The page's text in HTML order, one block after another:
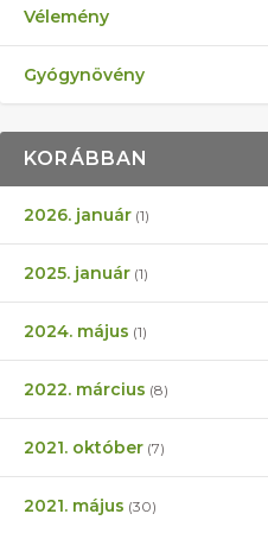
Vélemény
Gyógynövény
KORÁBBAN
2026. január (1)
2025. január (1)
2024. május (1)
2022. március (8)
2021. október (7)
2021. május (30)